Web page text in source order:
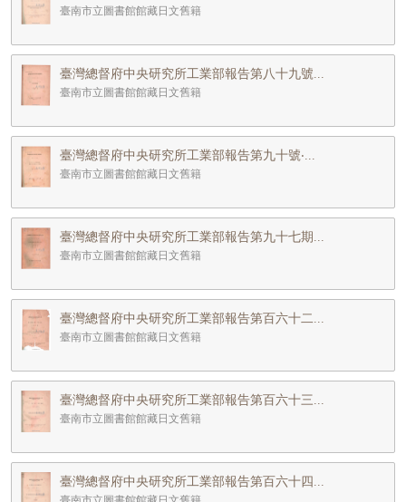
臺南市立圖書館館藏日文舊籍
臺灣總督府中央研究所工業部報告第八十九號...
臺南市立圖書館館藏日文舊籍
臺灣總督府中央研究所工業部報告第九十號‧...
臺南市立圖書館館藏日文舊籍
臺灣總督府中央研究所工業部報告第九十七期...
臺南市立圖書館館藏日文舊籍
臺灣總督府中央研究所工業部報告第百六十二...
臺南市立圖書館館藏日文舊籍
臺灣總督府中央研究所工業部報告第百六十三...
臺南市立圖書館館藏日文舊籍
臺灣總督府中央研究所工業部報告第百六十四...